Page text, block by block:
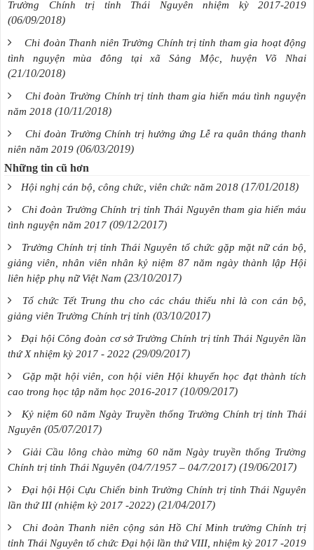
Trường Chính trị tỉnh Thái Nguyên nhiệm kỳ 2017-2019
(06/09/2018)
Chi đoàn Thanh niên Trường Chính trị tỉnh tham gia hoạt động
tình nguyện mùa đông tại xã Sảng Mộc, huyện Võ Nhai
(21/10/2018)
Chi đoàn Trường Chính trị tỉnh tham gia hiến máu tình nguyện
năm 2018 (10/11/2018)
Chi đoàn Trường Chính trị hưởng ứng Lễ ra quân tháng thanh
niên năm 2019 (06/03/2019)
Những tin cũ hơn
Hội nghị cán bộ, công chức, viên chức năm 2018 (17/01/2018)
Chi đoàn Trường Chính trị tỉnh Thái Nguyên tham gia hiến máu
tình nguyện năm 2017 (09/12/2017)
Trường Chính trị tỉnh Thái Nguyên tổ chức gặp mặt nữ cán bộ,
giảng viên, nhân viên nhân kỷ niệm 87 năm ngày thành lập Hội
liên hiệp phụ nữ Việt Nam (23/10/2017)
Tổ chức Tết Trung thu cho các cháu thiếu nhi là con cán bộ,
giảng viên Trường Chính trị tỉnh (03/10/2017)
Đại hội Công đoàn cơ sở Trường Chính trị tỉnh Thái Nguyên lần
thứ X nhiệm kỳ 2017 - 2022 (29/09/2017)
Gặp mặt hội viên, con hội viên Hội khuyến học đạt thành tích
cao trong học tập năm học 2016-2017 (10/09/2017)
Kỷ niệm 60 năm Ngày Truyền thống Trường Chính trị tỉnh Thái
Nguyên (05/07/2017)
Giải Cầu lông chào mừng 60 năm Ngày truyền thống Trường
Chính trị tỉnh Thái Nguyên (04/7/1957 – 04/7/2017) (19/06/2017)
Đại hội Hội Cựu Chiến binh Trường Chính trị tỉnh Thái Nguyên
lần thứ III (nhiệm kỳ 2017 -2022) (21/04/2017)
Chi đoàn Thanh niên cộng sản Hồ Chí Minh trường Chính trị
tỉnh Thái Nguyên tổ chức Đại hội lần thứ VIII, nhiệm kỳ 2017 -2019